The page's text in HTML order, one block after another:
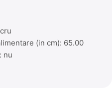
(in cm): 65.00
nu